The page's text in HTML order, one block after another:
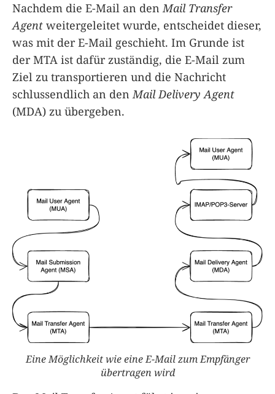
Nachdem die E-Mail an denMail Transfer
Agent weitergeleitet wurde, entscheidet dieser,
was mit der E-Mail geschieht. Im Grunde ist
der MTA ist dafür zuständig, die E-Mail zum
Ziel zu transportieren und die Nachricht
schlussendlich an denMail Delivery Agent
(MDA) zu übergeben.
Eine Möglichkeit wie eine E-Mail zum Empfänger
übertragen wird